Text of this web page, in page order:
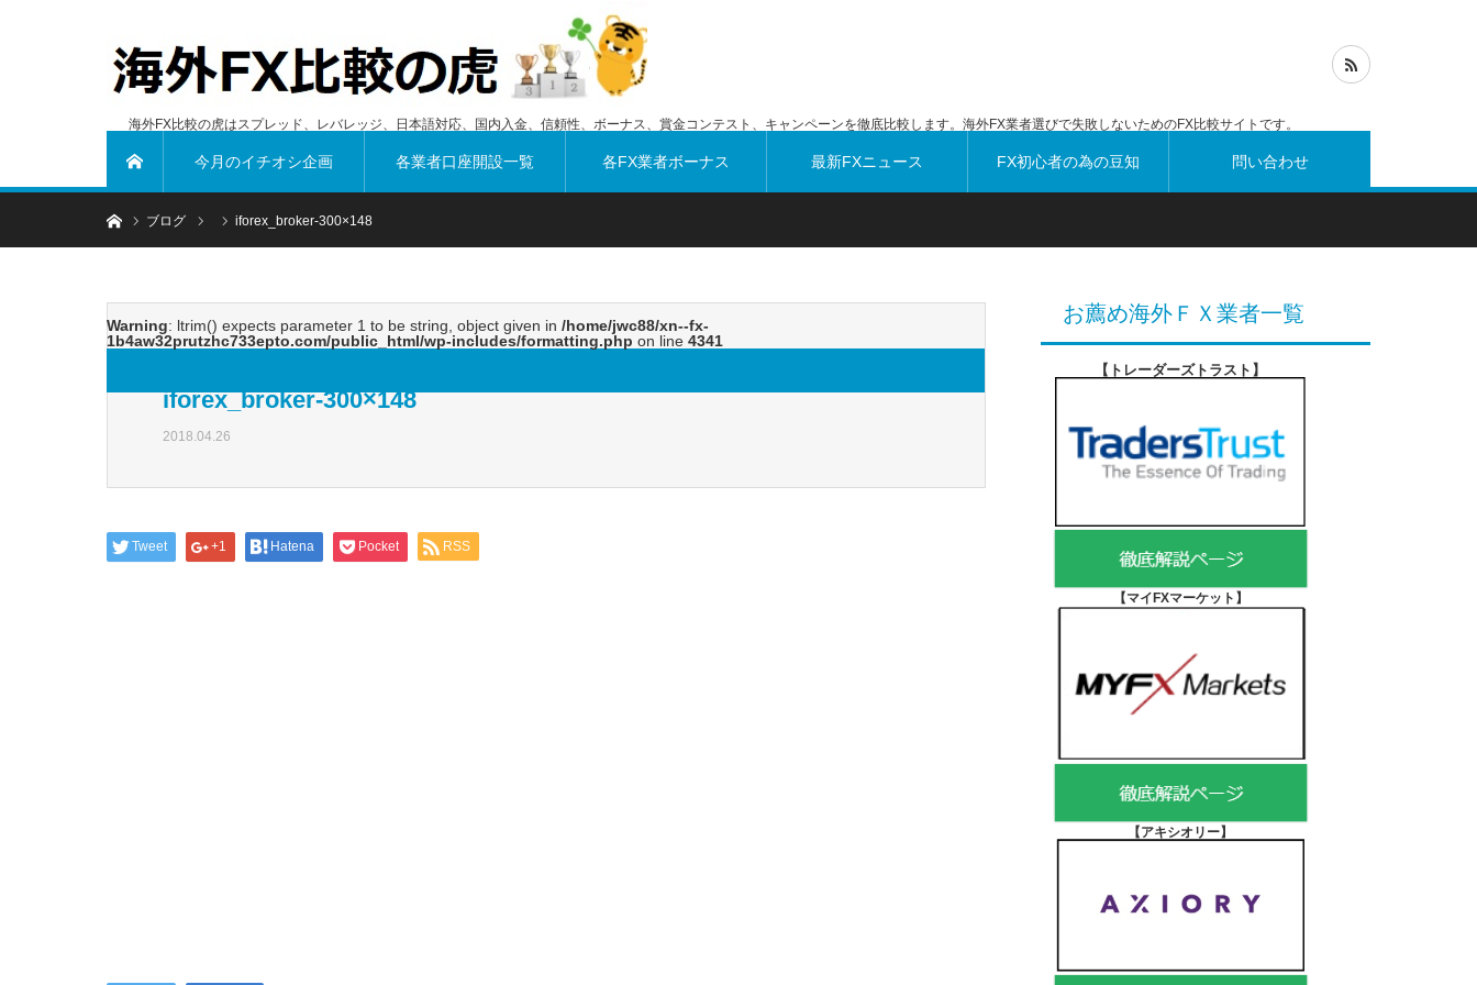
海外FX比較の虎はスプレッド、レバレッジ、日本語対応、国内入金、信頼性、ボーナス、賞金コンテスト、キャンペーンを徹底比較します。海外FX業者選びで失敗しないためのFX比較サイトです。
今月のイチオシ企画 各業者口座開設一覧 各FX業者ボーナス 最新FXニュース FX初心者の為の豆知 問い合わせ
ホームブログ iforex_broker-300×148
Warning: ltrim() expects parameter 1 to be string, object given in /home/jwc88/xn--fx-
1b4aw32prutzhc733epto.com/public_html/wp-includes/formatting.php on line 4341
iforex_broker-300×148
2018.04.26
Tweet +1 Hatena Pocket RSS
お薦め海外ＦＸ業者一覧
【トレーダーズトラスト 】
【マイFXマーケット 】
【アキシオリー】